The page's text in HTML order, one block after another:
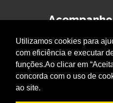
Utilizamos cookies para
com eficiência e executar
funções.Ao clicar em
concorda com o uso de
ao site.
Acompanhe